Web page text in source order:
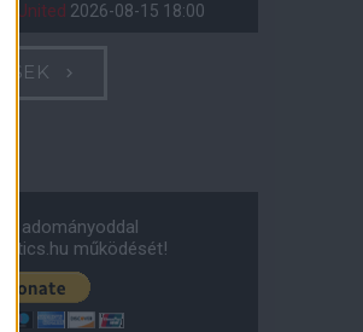
United 2026-08-15 18:00
adományoddal
működését!